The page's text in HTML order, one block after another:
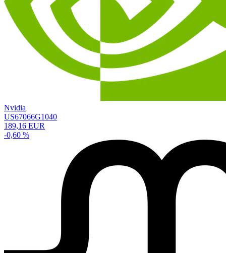
Nvidia
US67066G1040
189,16 EUR
-0,60 %